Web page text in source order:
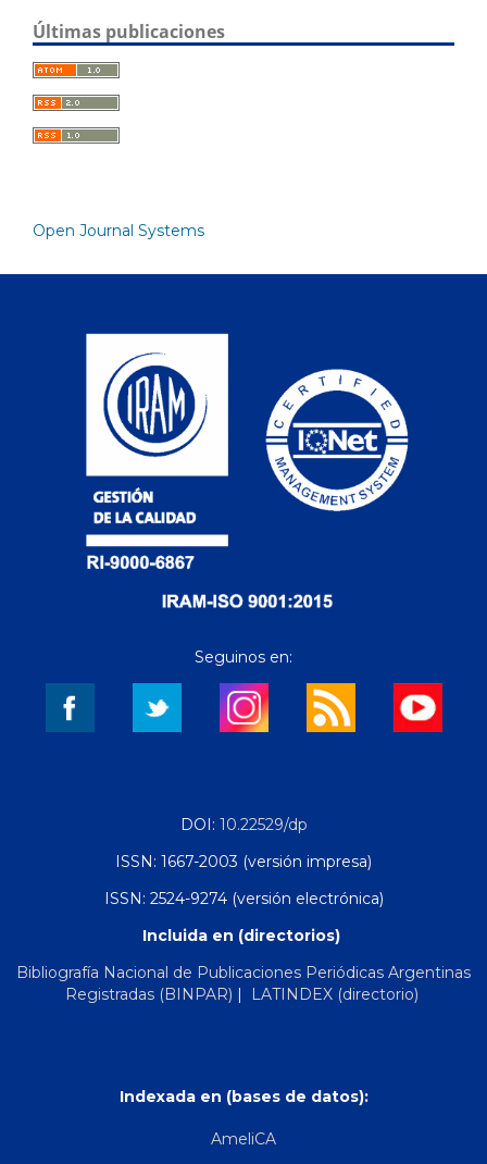
Últimas publicaciones
Open Journal Systems
Seguinos en:
DOI: 10.22529/dp
ISSN: 1667-2003 (versión impresa)
ISSN: 2524-9274 (versión electrónica)
Incluida en (directorios)
Bibliografía Nacional de Publicaciones Periódicas Argentinas
Registradas (BINPAR) | LATINDEX (directorio)
Indexada en (bases de datos):
AmeliCA